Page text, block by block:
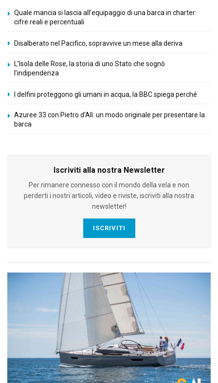
Quale mancia si lascia all’equipaggio di una barca in charter:
cifre reali e percentuali
Disalberato nel Pacifico, sopravvive un mese alla deriva
L’Isola delle Rose, la storia di uno Stato che sognò
l’indipendenza
I delfini proteggono gli umani in acqua, la BBC spiega perché
Azuree 33 con Pietro d’Alì: un modo originale per presentare la
barca
Iscriviti alla nostra Newsletter
Per rimanere connesso con il mondo della vela e non
perderti i nostri articoli, video e riviste, iscriviti alla nostra
newsletter!
ISCRIVITI